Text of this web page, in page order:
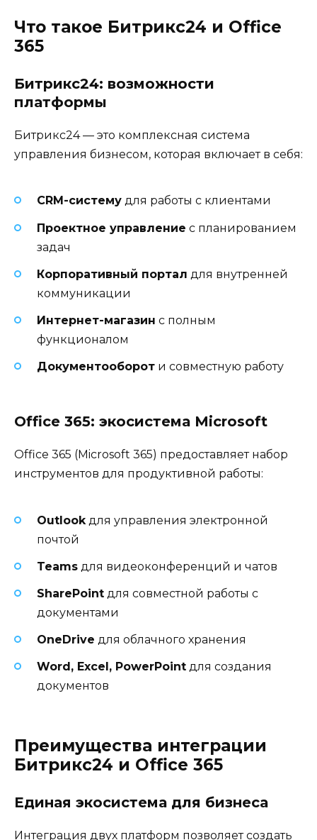
Что такое Битрикс24 и Office
365
Битрикс24: возможности
платформы
Битрикс24 — это комплексная система
управления бизнесом, которая включает в себя:
CRM-систему для работы с клиентами
Проектное управление с планированием
задач
Корпоративный портал для внутренней
коммуникации
Интернет-магазин с полным
функционалом
Документооборот и совместную работу
Office 365: экосистема Microsoft
Office 365 (Microsoft 365) предоставляет набор
инструментов для продуктивной работы:
Outlook для управления электронной
почтой
Teams для видеоконференций и чатов
SharePoint для совместной работы с
документами
OneDrive для облачного хранения
Word, Excel, PowerPoint для создания
документов
Преимущества интеграции
Битрикс24 и Office 365
Единая экосистема для бизнеса
Интеграция двух платформ позволяет создать